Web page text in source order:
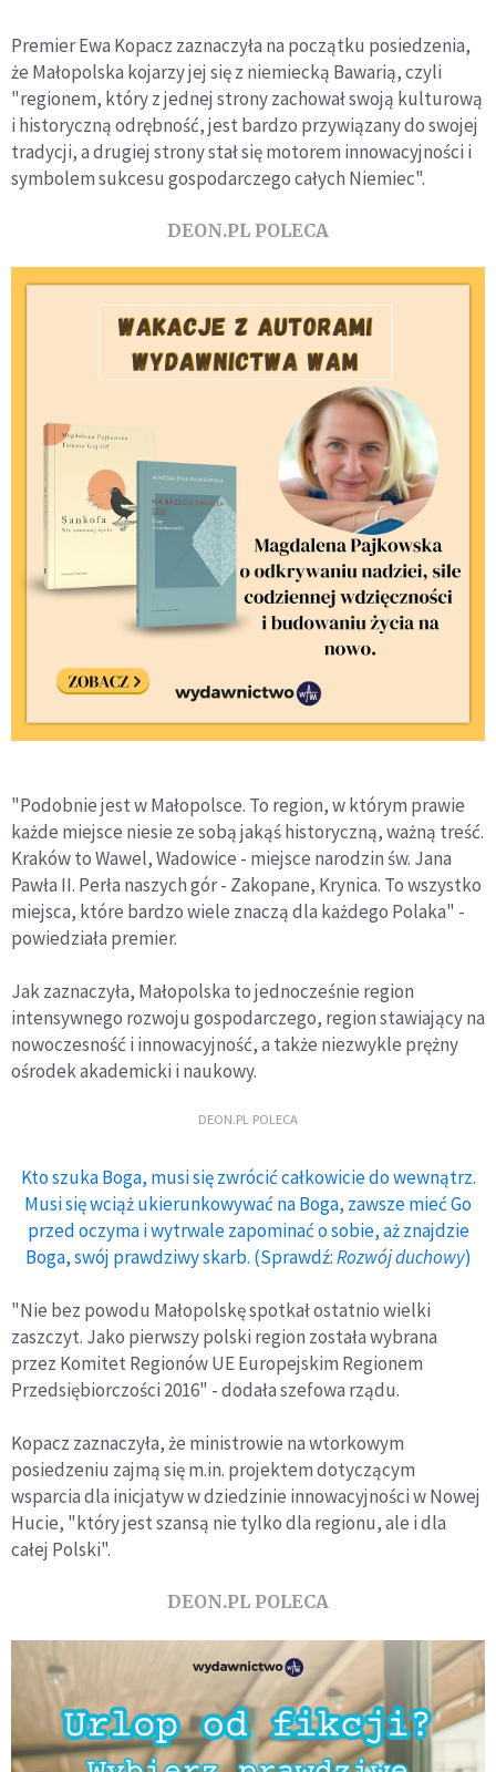
Premier Ewa Kopacz zaznaczyła na początku posiedzenia,
że Małopolska kojarzy jej się z niemiecką Bawarią, czyli
"regionem, który z jednej strony zachował swoją kulturową
i historyczną odrębność, jest bardzo przywiązany do swojej
tradycji, a drugiej strony stał się motorem innowacyjności i
symbolem sukcesu gospodarczego całych Niemiec".
DEON.PL POLECA
"Podobnie jest w Małopolsce. To region, w którym prawie
każde miejsce niesie ze sobą jakąś historyczną, ważną treść.
Kraków to Wawel, Wadowice - miejsce narodzin św. Jana
Pawła II. Perła naszych gór - Zakopane, Krynica. To wszystko
miejsca, które bardzo wiele znaczą dla każdego Polaka" -
powiedziała premier.
Jak zaznaczyła, Małopolska to jednocześnie region
intensywnego rozwoju gospodarczego, region stawiający na
nowoczesność i innowacyjność, a także niezwykle prężny
ośrodek akademicki i naukowy.
DEON.PL POLECA
Kto szuka Boga, musi się zwrócić całkowicie do wewnątrz.
Musi się wciąż ukierunkowywać na Boga, zawsze mieć Go
przed oczyma i wytrwale zapominać o sobie, aż znajdzie
Boga, swój prawdziwy skarb. (Sprawdź:Rozwój duchowy)
"Nie bez powodu Małopolskę spotkał ostatnio wielki
zaszczyt. Jako pierwszy polski region została wybrana
przez Komitet Regionów UE Europejskim Regionem
Przedsiębiorczości 2016" - dodała szefowa rządu.
Kopacz zaznaczyła, że ministrowie na wtorkowym
posiedzeniu zajmą się m.in. projektem dotyczącym
wsparcia dla inicjatyw w dziedzinie innowacyjności w Nowej
Hucie, "który jest szansą nie tylko dla regionu, ale i dla
całej Polski".
DEON.PL POLECA